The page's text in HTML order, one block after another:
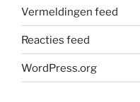
Vermeldingen feed
Reacties feed
WordPress.org